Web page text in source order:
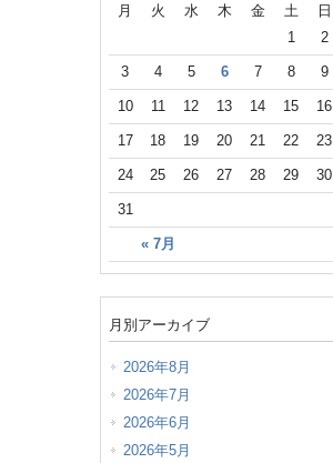
月 火 水 木 金 土 日
« 7月
1 2
3 4 5 6 7 8 9
10 11 12 13 14 15 16
17 18 19 20 21 22 23
24 25 26 27 28 29 30
31
月別アーカイブ
2026年8月
2026年7月
2026年6月
2026年5月